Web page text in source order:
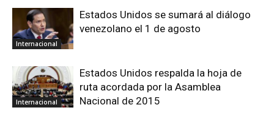
Internacional
Estados Unidos se sumará al diálogo
venezolano el 1 de agosto
Internacional
Estados Unidos respalda la hoja de
ruta acordada por la Asamblea
Nacional de 2015